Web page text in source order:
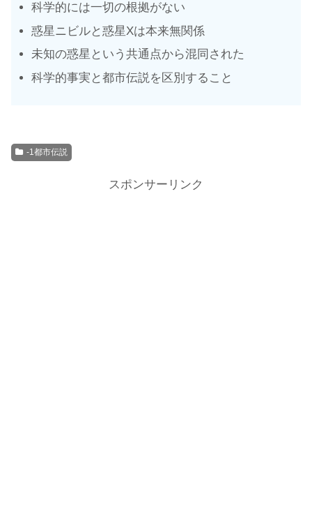
科学的には一切の根拠がない
惑星ニビルと惑星Xは本来無関係
未知の惑星という共通点から混同された
科学的事実と都市伝説を区別すること
-1都市伝説
スポンサーリンク